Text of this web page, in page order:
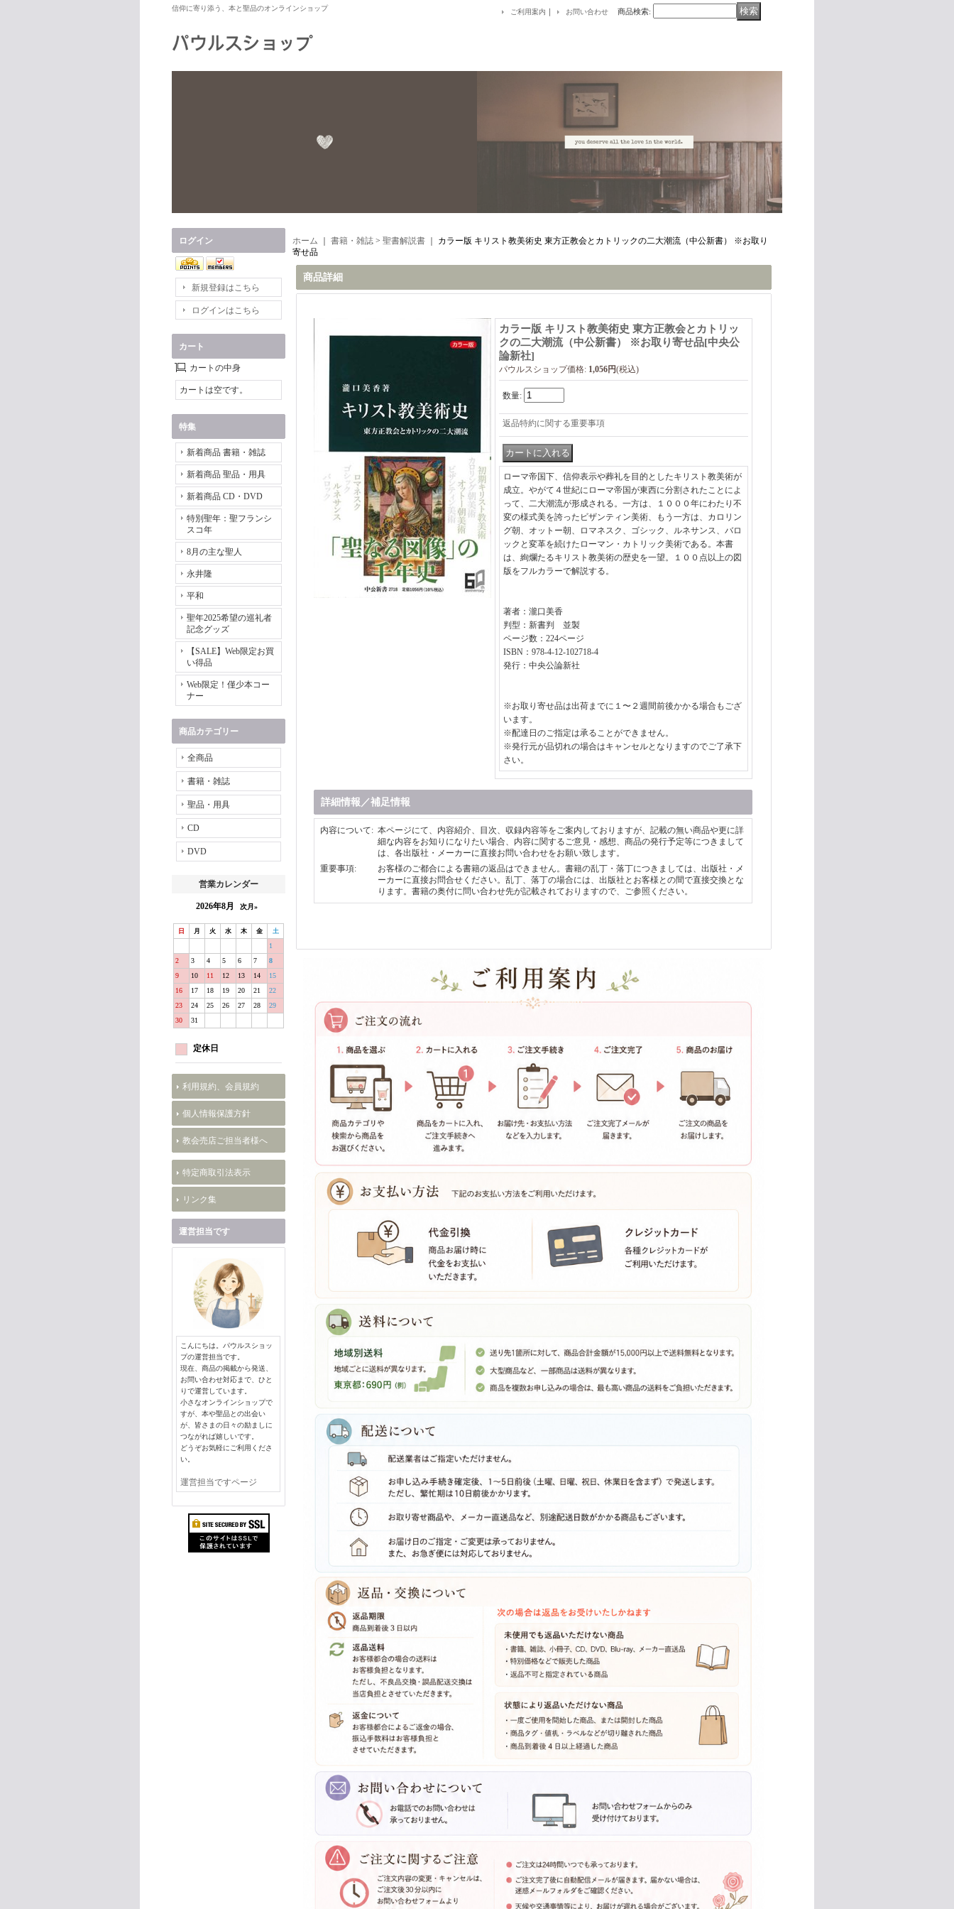
信仰に寄り添う、本と聖品のオンラインショップ ご利用案内 ｜ お問い合わせ 商品検索:
ログイン
新規登録はこちら
ログインはこちら
カート
カートの中身
カートは空です。
特集
新着商品 書籍・雑誌
新着商品 聖品・用具
新着商品 CD・DVD
特別聖年：聖フランシ
スコ年
8月の主な聖人
永井隆
平和
聖年2025希望の巡礼者
記念グッズ
【SALE】Web限定お買
い得品
Web限定！僅少本コー
ナー
商品カテゴリー
全商品
書籍・雑誌
聖品・用具
CD
DVD
営業カレンダー
2026年8月 次月»
日 月 火 水 木 金 土
1
2
3 4 5 6 7
8
9
10 11 12 13 14
15
16
17 18 19 20 21
22
23
24 25 26 27 28
29
30
31
定休日
利用規約、会員規約
個人情報保護方針
教会売店ご担当者様へ
特定商取引法表示
リンク集
運営担当です
こんにちは。パウルスショッ
プの運営担当です。
現在、商品の掲載から発送、
お問い合わせ対応まで、ひと
りで運営しています。
小さなオンラインショップで
すが、本や聖品との出会い
が、皆さまの日々の励ましに
つながれば嬉しいです。
どうぞお気軽にご利用くださ
い。
運営担当ですページ
ホーム 書籍・雑誌 > 聖書解説書
カラー版 キリスト教美術史 東方正教会とカトリックの二大潮流（中公新書） ※お取り
寄せ品
商品詳細
カラー版 キリスト教美術史 東方正教会とカトリッ
クの二大潮流（中公新書） ※お取り寄せ品[中央公
論新社]
パウルスショップ価格: 1,056円(税込)
数量:
返品特約に関する重要事項
ローマ帝国下、信仰表示や葬礼を目的としたキリスト教美術が
成立。やがて４世紀にローマ帝国が東西に分割されたことによ
って、二大潮流が形成される。一方は、１０００年にわたり不
変の様式美を誇ったビザンティン美術、もう一方は、カロリン
グ朝、オットー朝、ロマネスク、ゴシック、ルネサンス、バロ
ックと変革を続けたローマン・カトリック美術である。本書
は、絢爛たるキリスト教美術の歴史を一望。１００点以上の図
版をフルカラーで解説する。
著者：瀧口美香
判型：新書判 並製
ページ数：224ページ
ISBN：978-4-12-102718-4
発行：中央公論新社
※お取り寄せ品は出荷までに１〜２週間前後かかる場合もござ
います。
※配達日のご指定は承ることができません。
※発行元が品切れの場合はキャンセルとなりますのでご了承下
さい。
詳細情報／補足情報
内容について: 本ページにて、内容紹介、目次、収録内容等をご案内しておりますが、記載の無い商品や更に詳
細な内容をお知りになりたい場合、内容に関するご意見・感想、商品の発行予定等につきまして
は、各出版社・メーカーに直接お問い合わせをお願い致します。
重要事項:
お客様のご都合による書籍の返品はできません。書籍の乱丁・落丁につきましては、出版社・メ
ーカーに直接お問合せください。乱丁、落丁の場合には、出版社とお客様との間で直接交換とな
ります。書籍の奥付に問い合わせ先が記載されておりますので、ご参照ください。